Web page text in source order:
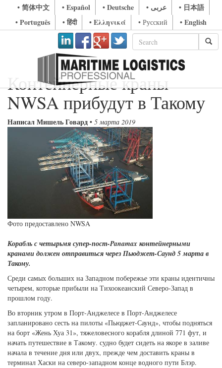
• 简体中文 • Español • Deutsche • عربى
• 日本語
• Português
• हिंदी • Ελληνικά • Русский • English
Контейнерные краны
NWSA прибудут в Такому
Написал Мишель Говард • 5 марта 2019
Фото предоставлено NWSA
Корабль с четырьмя супер-пост-Panamax контейнерными
кранами должен отправиться через Пьюджет-Саунд 5 марта в
Такому.
Среди самых больших на Западном побережье эти краны идентичны
четырем, которые прибыли на Тихоокеанский Северо-Запад в
прошлом году.
Во вторник утром в Порт-Анджелесе в Порт-Анджелесе
запланировано сесть на пилоты «Пьюджет-Саунд», чтобы подняться
на борт «Жень Хуа 31», тяжеловесного корабля длиной 771 фут, и
начать путешествие в Такому. судно будет сидеть на якоре в заливе
начала в течение дня или двух, прежде чем доставить краны в
терминал Хаски на северо-западном конце водного пути Блэр.